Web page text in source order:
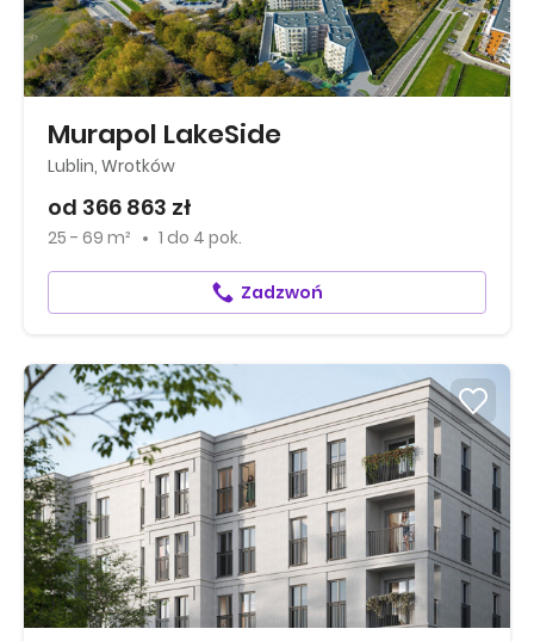
Murapol LakeSide
Lublin, Wrotków
od 366 863 zł
25 - 69 m² 1 do 4 pok.
Zadzwoń